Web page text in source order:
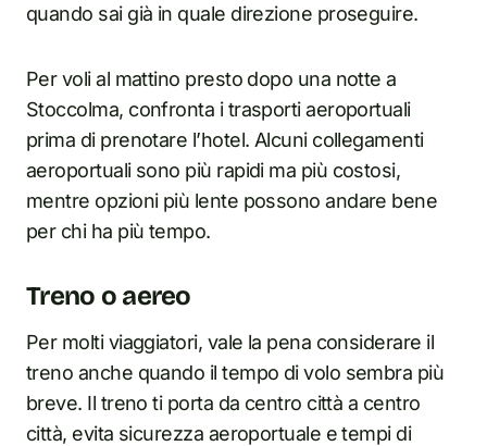
quando sai già in quale direzione proseguire.
Per voli al mattino presto dopo una notte a
Stoccolma, confronta i trasporti aeroportuali
prima di prenotare l’hotel. Alcuni collegamenti
aeroportuali sono più rapidi ma più costosi,
mentre opzioni più lente possono andare bene
per chi ha più tempo.
Treno o aereo
Per molti viaggiatori, vale la pena considerare il
treno anche quando il tempo di volo sembra più
breve. Il treno ti porta da centro città a centro
città, evita sicurezza aeroportuale e tempi di